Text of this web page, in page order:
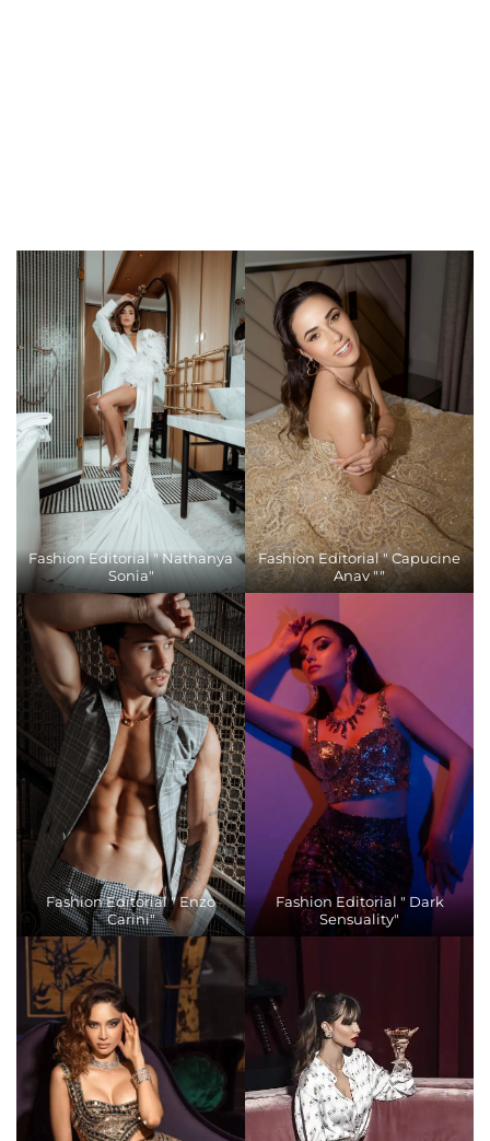
Fashion Editorial " Nathanya
Sonia"
Fashion Editorial " Capucine
Anav ""
Fashion Editorial " Enzo
Carini"
Fashion Editorial " Dark
Sensuality"